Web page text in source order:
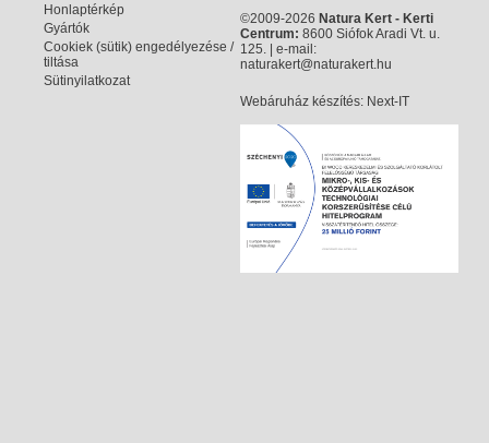
Honlaptérkép
Gyártók
Cookiek (sütik) engedélyezése /
tiltása
Sütinyilatkozat
©2009-2026 Natura Kert - Kerti
Centrum: 8600 Siófok Aradi Vt. u.
125. | e-mail:
naturakert@naturakert.hu
Webáruház készítés: Next-IT